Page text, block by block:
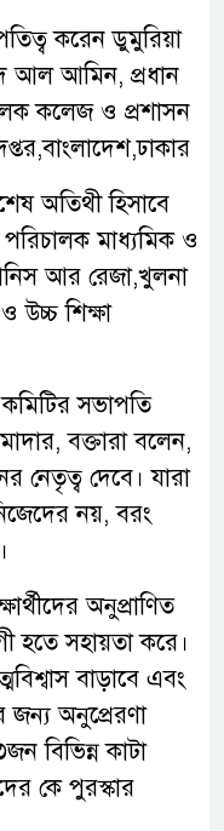
করেন ডুমুরিয়া
আল আমিন, প্রধান
কলেজ ও প্রশাসন
অতিথী হিসাবে
মাধ্যমিক ও
আর রেজা,খুলনা
উচ্চ শিক্ষা
সভাপতি
বক্তারা বলেন,
নেতৃত্ব দেবে। যারা
নয়, বরং
অনুপ্রাণিত
সহায়তা করে।
বাড়াবে এবং
অনুপ্রেরণা
বিভিন্ন কাটা
কে পুরস্কার